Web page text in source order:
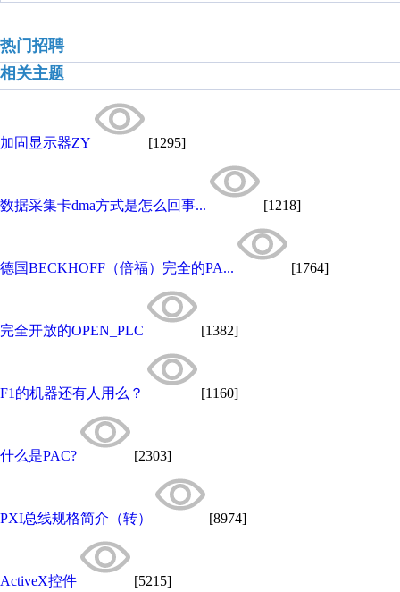
热门招聘
相关主题
加固显示器ZY [1295]
数据采集卡dma方式是怎么回事... [1218]
德国BECKHOFF（倍福）完全的PA... [1764]
完全开放的OPEN_PLC [1382]
F1的机器还有人用么？ [1160]
什么是PAC? [2303]
PXI总线规格简介（转） [8974]
ActiveX控件 [5215]